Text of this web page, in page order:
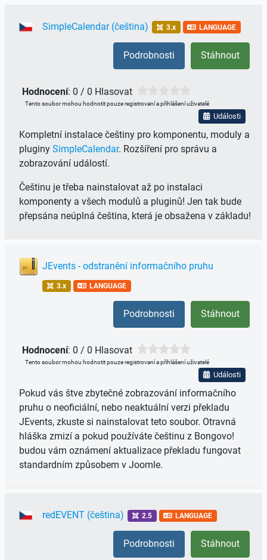
SimpleCalendar (čeština) 3.x LANGUAGE
Stáhnout
Podrobnosti
Hodnocení: 0 / 0 Hlasovat
Tento soubor mohou hodnotit pouze registrovaní a přihlášení uživatelé
Události
Kompletní instalace češtiny pro komponentu, moduly a
pluginy SimpleCalendar. Rozšíření pro správu a
zobrazování událostí.
Češtinu je třeba nainstalovat až po instalaci
komponenty a všech modulů a pluginů! Jen tak bude
přepsána neúplná čeština, která je obsažena v základu!
JEvents - odstranění informačního pruhu
3.x LANGUAGE
Stáhnout
Podrobnosti
Hodnocení: 0 / 0 Hlasovat
Tento soubor mohou hodnotit pouze registrovaní a přihlášení uživatelé
Události
Pokud vás štve zbytečné zobrazování informačního
pruhu o neoficiální, nebo neaktuální verzi překladu
JEvents, zkuste si nainstalovat teto soubor. Otravná
hláška zmizí a pokud používáte češtinu z Bongovo!
budou vám oznámení aktualizace překladu fungovat
standardním způsobem v Joomle.
redEVENT (čeština) 2.5 LANGUAGE
Stáhnout
Podrobnosti